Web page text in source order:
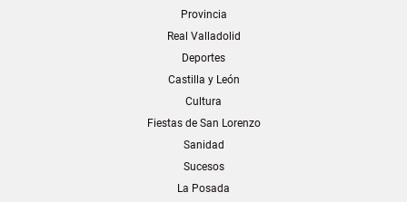
Provincia
Real Valladolid
Deportes
Castilla y León
Cultura
Fiestas de San Lorenzo
Sanidad
Sucesos
La Posada